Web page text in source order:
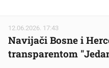
12.06.2026. 17:43
Navijači Bosne i
transparentom